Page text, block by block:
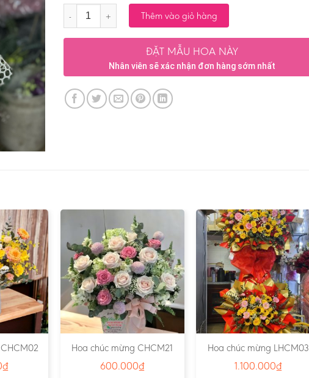
Số lượng Thêm vào giỏ hàng
ĐẶT MẪU HOA NÀY
Nhân viên sẽ xác nhận đơn hàng sớm nhất
₫
Hoa chúc mừng CHCM21
600.000₫
Hoa chúc mừng LHCM03
1.100.000₫